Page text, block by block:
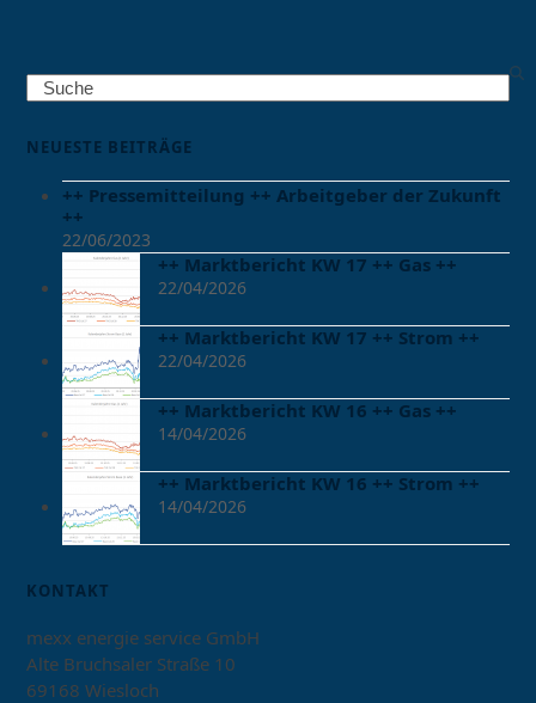
Search
NEUESTE BEITRÄGE
++ Pressemitteilung ++ Arbeitgeber der Zukunft
++
22/06/2023
++ Marktbericht KW 17 ++ Gas ++
22/04/2026
++ Marktbericht KW 17 ++ Strom ++
22/04/2026
++ Marktbericht KW 16 ++ Gas ++
14/04/2026
++ Marktbericht KW 16 ++ Strom ++
14/04/2026
KONTAKT
mexx energie service GmbH
Alte Bruchsaler Straße 10
69168 Wiesloch